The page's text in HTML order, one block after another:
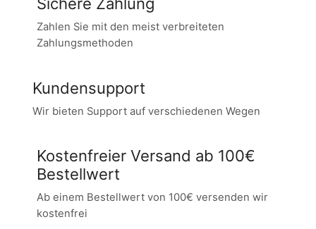
Zahlen Sie mit den meist verbreiteten
Zahlungsmethoden
Kundensupport
Wir bieten Support auf verschiedenen Wegen
Kostenfreier Versand ab 100€
Bestellwert
Ab einem Bestellwert von 100€ versenden wir
kostenfrei